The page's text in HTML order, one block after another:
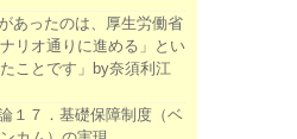
あったのは、厚生労働省
リオ通りに進める」とい
ことです」by奈須利江
１７．基礎保障制度（ベ